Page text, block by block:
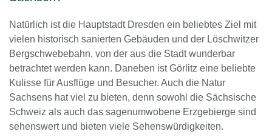
Natürlich ist die Hauptstadt Dresden ein beliebtes Ziel mit
vielen historisch sanierten Gebäuden und der Löschwitzer
Bergschwebebahn, von der aus die Stadt wunderbar
betrachtet werden kann. Daneben ist Görlitz eine beliebte
Kulisse für Ausflüge und Besucher. Auch die Natur
Sachsens hat viel zu bieten, denn sowohl die Sächsische
Schweiz als auch das sagenumwobene Erzgebierge sind
sehenswert und bieten viele Sehenswürdigkeiten.